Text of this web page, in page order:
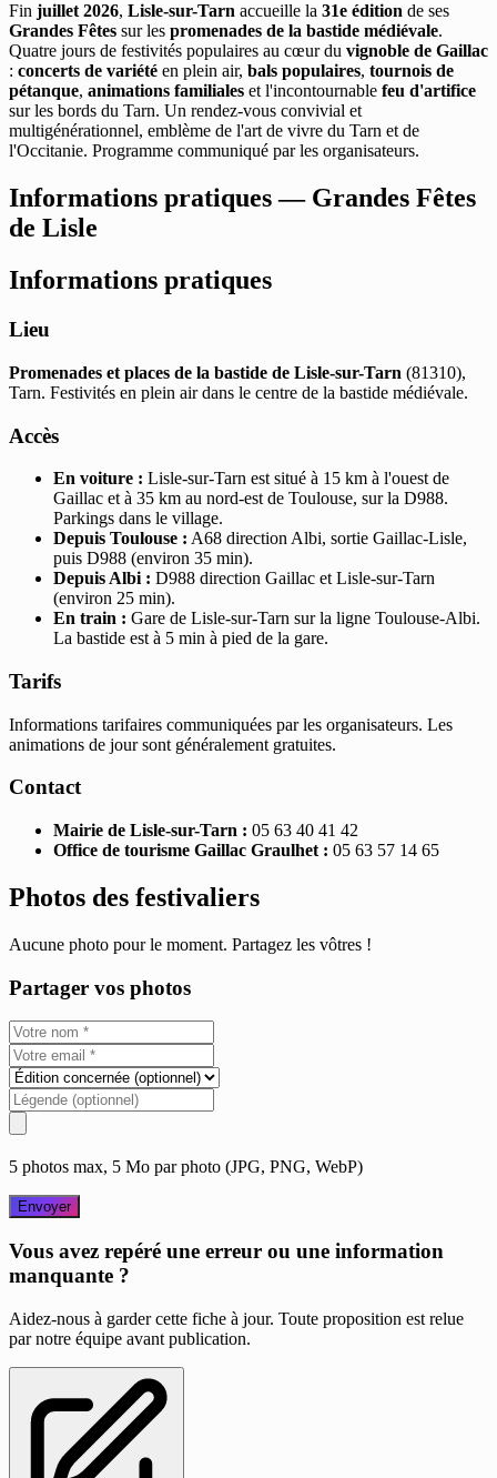
Fin juillet 2026, Lisle-sur-Tarn accueille la 31e édition de ses
Grandes Fêtes sur les promenades de la bastide médiévale.
Quatre jours de festivités populaires au cœur du vignoble de Gaillac
: concerts de variété en plein air, bals populaires, tournois de
pétanque, animations familiales et l'incontournable feu d'artifice
sur les bords du Tarn. Un rendez-vous convivial et
multigénérationnel, emblème de l'art de vivre du Tarn et de
l'Occitanie. Programme communiqué par les organisateurs.
Informations pratiques — Grandes Fêtes
de Lisle
Informations pratiques
Lieu
Promenades et places de la bastide de Lisle-sur-Tarn (81310),
Tarn. Festivités en plein air dans le centre de la bastide médiévale.
Accès
En voiture : Lisle-sur-Tarn est situé à 15 km à l'ouest de
Gaillac et à 35 km au nord-est de Toulouse, sur la D988.
Parkings dans le village.
Depuis Toulouse : A68 direction Albi, sortie Gaillac-Lisle,
puis D988 (environ 35 min).
Depuis Albi : D988 direction Gaillac et Lisle-sur-Tarn
(environ 25 min).
En train : Gare de Lisle-sur-Tarn sur la ligne Toulouse-Albi.
La bastide est à 5 min à pied de la gare.
Tarifs
Informations tarifaires communiquées par les organisateurs. Les
animations de jour sont généralement gratuites.
Contact
Mairie de Lisle-sur-Tarn : 05 63 40 41 42
Office de tourisme Gaillac Graulhet : 05 63 57 14 65
Photos des festivaliers
Aucune photo pour le moment. Partagez les vôtres !
Partager vos photos
5 photos max, 5 Mo par photo (JPG, PNG, WebP)
Envoyer
Vous avez repéré une erreur ou une information
manquante ?
Aidez-nous à garder cette fiche à jour. Toute proposition est relue
par notre équipe avant publication.